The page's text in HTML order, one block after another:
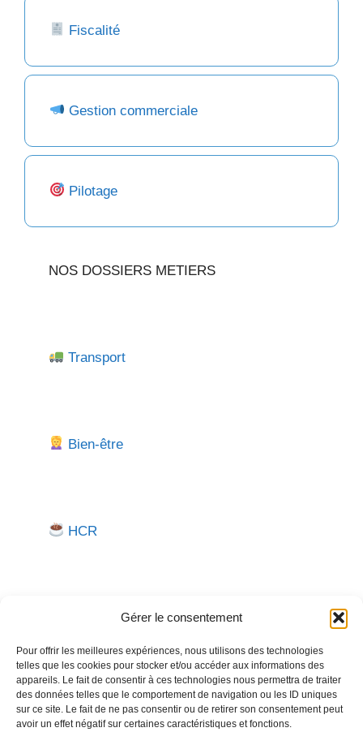
Gérer le consentement
Pour offrir les meilleures expériences, nous utilisons des technologies
telles que les cookies pour stocker et/ou accéder aux informations des
appareils. Le fait de consentir à ces technologies nous permettra de traiter
des données telles que le comportement de navigation ou les ID uniques
sur ce site. Le fait de ne pas consentir ou de retirer son consentement peut
avoir un effet négatif sur certaines caractéristiques et fonctions.
Fiscalité
Gestion commerciale
Pilotage
NOS DOSSIERS METIERS
Transport
Bien-être
HCR
Besoin d'aide pour créer ou gérer votre entreprise ?
Un expert vous répond.
Nous contacter →